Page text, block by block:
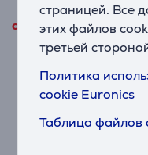
страницей. Все
этих файлов
третьей
Политика
cookie Euronics
Таблица файлов
можно
согласитесь с
cookie для